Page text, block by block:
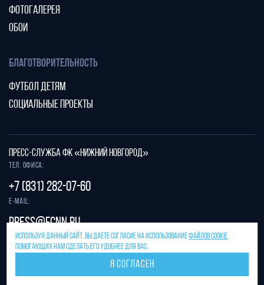
ФОТОГАЛЕРЕЯ
ОБОИ
БЛАГОТВОРИТЕЛЬНОСТЬ
ФУТБОЛ ДЕТЯМ
СОЦИАЛЬНЫЕ ПРОЕКТЫ
Защита от спама reCAPTCHA.
Конфиденциальностьиусловия использования
ПРЕСС-СЛУЖБА ФК «НИЖНИЙ НОВГОРОД»
Тел. офиса:
+7 (831) 282-07-60
E-mail:
press@fcnn.ru
ИСПОЛЬЗУЯ ДАННЫЙ САЙТ, ВЫ ДАЕТЕ СОГЛАСИЕ НА ИСПОЛЬЗОВАНИЕФАЙЛОВ COOKIE,
ПОМОГАЮЩИХ НАМ СДЕЛАТЬ ЕГО УДОБНЕЕ ДЛЯ ВАС.
Я СОГЛАСЕН